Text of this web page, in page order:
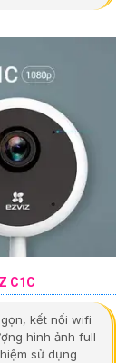
C1C
kết nối wifi
hình ảnh full
sử dụng